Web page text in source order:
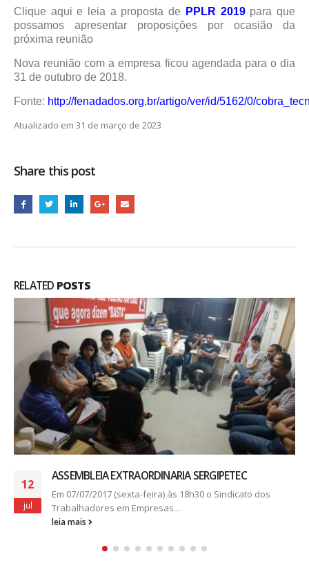
Clique aqui e leia a proposta de PPLR 2019para que
possamos apresentar proposições por ocasião da
próxima reunião
Nova reunião com a empresa ficou agendada para o dia
31 de outubro de 2018.
Fonte: http://fenadados.org.br/artigo/ver/id/5162/0/
Atualizado em 31 de março de 2023
Share this post
RELATED POSTS
12
jul
ASSEMBLEIA EXTRAORDINARIA SERGIPETEC
Em 07/07/2017 (sexta-feira) às 18h30 o Sindicato dos
Trabalhadores em Empresas...
leia mais